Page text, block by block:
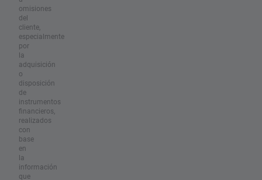
omisiones
del
cliente,
especialmente
por
la
adquisición
o
disposición
de
instrumentos
financieros,
realizados
con
base
en
la
información
que